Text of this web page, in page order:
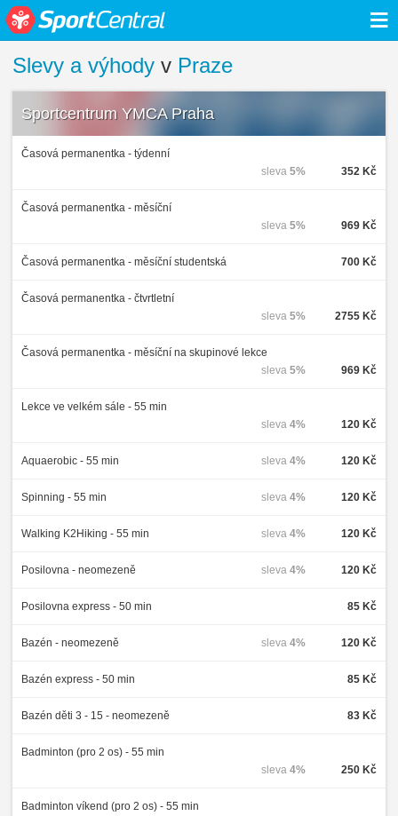
≡
Slevy a výhody v Praze
Sportcentrum YMCA Praha
Časová permanentka - týdenní
352 Kč
sleva 5%
Časová permanentka - měsíční
969 Kč
sleva 5%
Časová permanentka - měsíční studentská 700 Kč
Časová permanentka - čtvrtletní
2755 Kč
sleva 5%
Časová permanentka - měsíční na skupinové lekce
969 Kč
sleva 5%
Lekce ve velkém sále - 55 min
120 Kč
sleva 4%
Aquaerobic - 55 min 120 Kč
sleva 4%
Spinning - 55 min 120 Kč
sleva 4%
Walking K2Hiking - 55 min 120 Kč
sleva 4%
Posilovna - neomezeně 120 Kč
sleva 4%
Posilovna express - 50 min 85 Kč
Bazén - neomezeně 120 Kč
sleva 4%
Bazén express - 50 min 85 Kč
Bazén děti 3 - 15 - neomezeně 83 Kč
Badminton (pro 2 os) - 55 min
250 Kč
sleva 4%
Badminton víkend (pro 2 os) - 55 min